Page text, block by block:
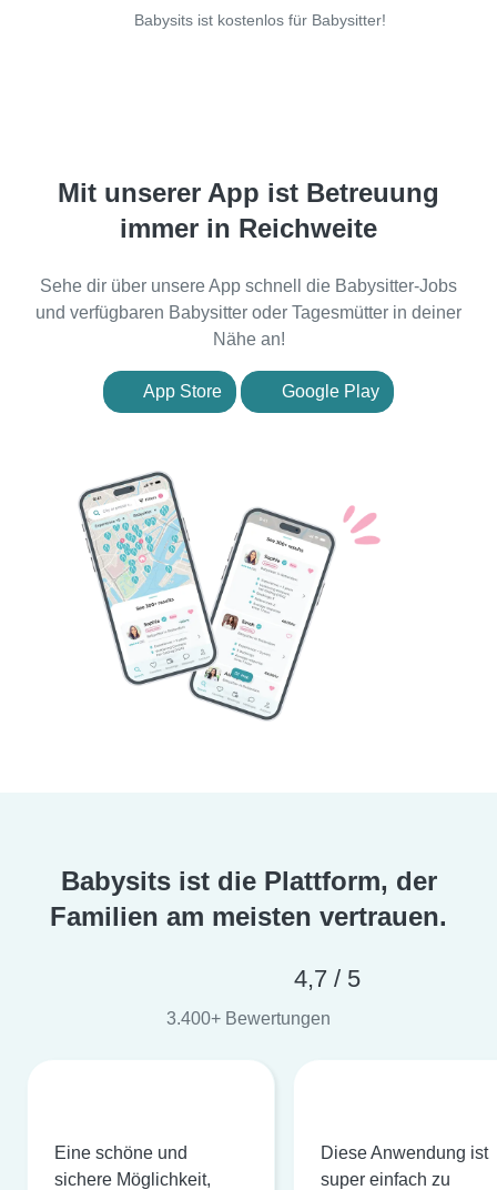
Babysits ist kostenlos für Babysitter!
Mit unserer App ist Betreuung
immer in Reichweite
Sehe dir über unsere App schnell die Babysitter-Jobs
und verfügbaren Babysitter oder Tagesmütter in deiner
Nähe an!
App Store Google Play
Babysits ist die Plattform, der
Familien am meisten vertrauen.
4,7 / 5
3.400+ Bewertungen
Eine schöne und
sichere Möglichkeit,
Diese Anwendung ist
super einfach zu